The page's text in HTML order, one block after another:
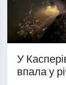
У
впала у